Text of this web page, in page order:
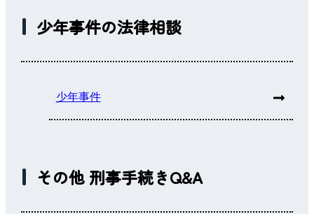
少年事件の法律相談
少年事件
その他 刑事手続きQ&A